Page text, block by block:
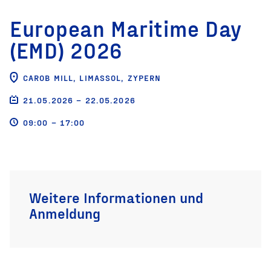
European Maritime Day
(EMD) 2026
CAROB MILL, LIMASSOL, ZYPERN
21.05.2026 – 22.05.2026
09:00 – 17:00
Weitere Informationen und
Anmeldung